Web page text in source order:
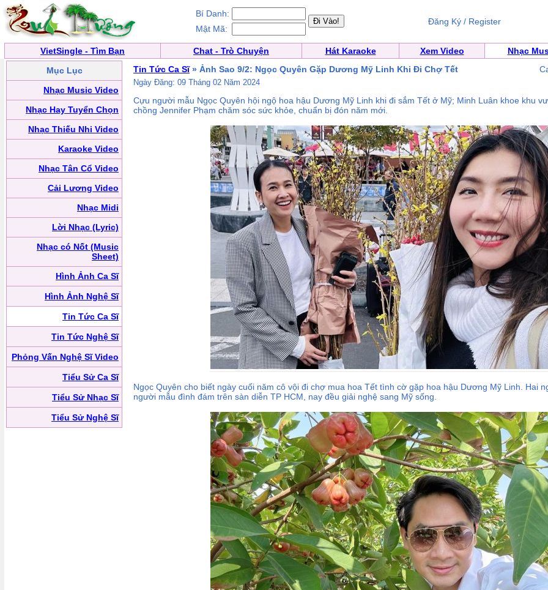
Bí Danh:
Mật Mã:
Đăng Ký / Register
VietSingle - Tìm Bạn Chat - Trò Chuyện Hát Karaoke Xem Video
Nhạc
Mục Lục
Nhạc Music Video
Nhạc Hay Tuyển Chọn
Nhạc Thiếu Nhi Video
Karaoke Video
Nhạc Tân Cổ Video
Cải Lương Video
Nhạc Midi
Lời Nhạc (Lyric)
Nhạc có Nốt (Music
Sheet)
Hình Ảnh Ca Sĩ
Hình Ảnh Nghệ Sĩ
Tin Tức Ca Sĩ
Tin Tức Nghệ Sĩ
Phỏng Vấn Nghệ Sĩ Video
Tiểu Sử Ca Sĩ
Tiểu Sử Nhạc Sĩ
Tiểu Sử Nghệ Sĩ
Tin Tức Ca Sĩ» Ảnh Sao 9/2: Ngọc Quyên Gặp Dương Mỹ Linh Khi Đi Chợ Tết
Ngày Đăng: 09 Tháng 02 Năm 2024
Cựu người mẫu Ngọc Quyên hội ngộ hoa hậu Dương Mỹ Linh khi đi sắm Tết ở Mỹ; Minh Luân khoe khu
chồng Jennifer Phạm chăm sóc sức khỏe, chuẩn bị đón năm mới.
Ngọc Quyên cho biết ngày cuối năm cô vội đi chợ mua hoa Tết tình cờ gặp hoa hậu Dương Mỹ Linh. Hai
người mẫu đình đám trên sàn diễn TP HCM, nay đều giải nghệ sang Mỹ sống.